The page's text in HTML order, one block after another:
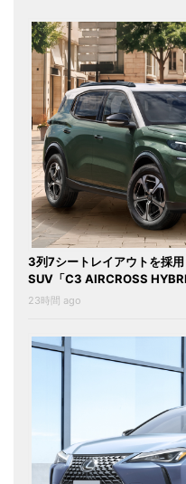
3列7シートレイアウトを採
SUV「C3 AIRCROSS
23時間 ago